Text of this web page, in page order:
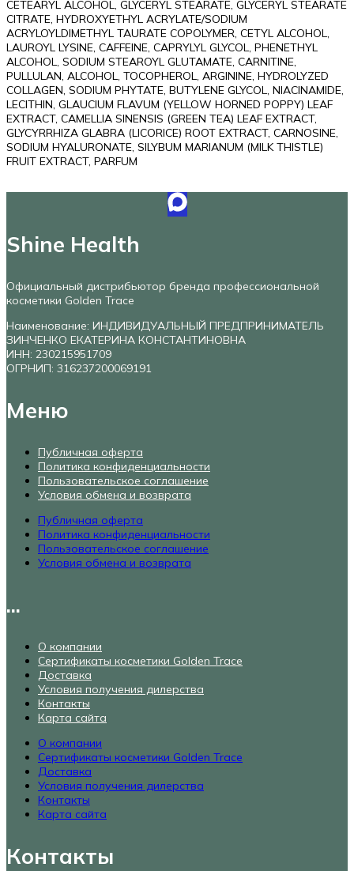
CETEARYL ALCOHOL, GLYCERYL STEARATE, GLYCERYL STEARATE
CITRATE, HYDROXYETHYL ACRYLATE/SODIUM
ACRYLOYLDIMETHYL TAURATE COPOLYMER, CETYL ALCOHOL,
LAUROYL LYSINE, CAFFEINE, CAPRYLYL GLYCOL, PHENETHYL
ALCOHOL, SODIUM STEAROYL GLUTAMATE, CARNITINE,
PULLULAN, ALCOHOL, TOCOPHEROL, ARGININE, HYDROLYZED
COLLAGEN, SODIUM PHYTATE, BUTYLENE GLYCOL, NIACINAMIDE,
LECITHIN, GLAUCIUM FLAVUM (YELLOW HORNED POPPY) LEAF
EXTRACT, CAMELLIA SINENSIS (GREEN TEA) LEAF EXTRACT,
GLYCYRRHIZA GLABRA (LICORICE) ROOT EXTRACT, CARNOSINE,
SODIUM HYALURONATE, SILYBUM MARIANUM (MILK THISTLE)
FRUIT EXTRACT, PARFUM
Shine Health
Официальный дистрибьютор бренда профессиональной
косметики Golden Trace
Наименование: ИНДИВИДУАЛЬНЫЙ ПРЕДПРИНИМАТЕЛЬ
ЗИНЧЕНКО ЕКАТЕРИНА КОНСТАНТИНОВНА
ИНН: 230215951709
ОГРНИП: 316237200069191
Меню
Публичная оферта
Политика конфиденциальности
Пользовательское соглашение
Условия обмена и возврата
Публичная оферта
Политика конфиденциальности
Пользовательское соглашение
Условия обмена и возврата
...
О компании
Сертификаты косметики Golden Trace
Доставка
Условия получения дилерства
Контакты
Карта сайта
О компании
Сертификаты косметики Golden Trace
Доставка
Условия получения дилерства
Контакты
Карта сайта
Контакты